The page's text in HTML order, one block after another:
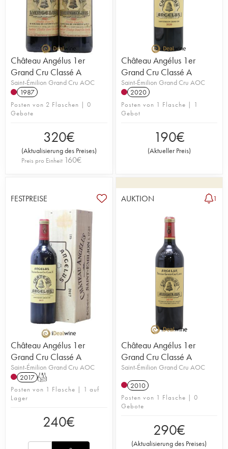
Château Angélus 1er
Grand Cru Classé A
Saint-Émilion Grand Cru AOC
1987
Posten von 2 Flaschen | 0
Gebote
320€
(Aktualisierung des Preises)
Preis pro Einheit 160€
Château Angélus 1er
Grand Cru Classé A
Saint-Émilion Grand Cru AOC
2020
Posten von 1 Flasche | 1
Gebot
190€
(Aktueller Preis)
FESTPREISE
Château Angélus 1er
Grand Cru Classé A
Saint-Émilion Grand Cru AOC
2017 T
Posten von 1 Flasche | 1 auf
Lager
240€
AUKTION 1
Château Angélus 1er
Grand Cru Classé A
Saint-Émilion Grand Cru AOC
2010
Posten von 1 Flasche | 0
Gebote
290€
(Aktualisierung des Preises)